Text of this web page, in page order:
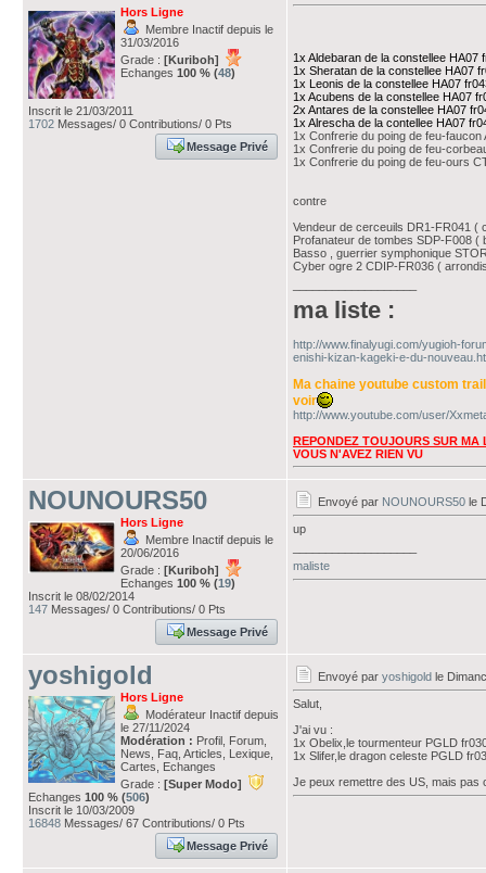
Hors Ligne
Membre Inactif depuis le
31/03/2016
Grade : [Kuriboh]
Echanges 100 % (48)
Inscrit le 21/03/2011
1702 Messages/ 0 Contributions/ 0 Pts
Message Privé
1x Aldebaran de la constellee HA07
1x Sheratan de la constellee HA07
1x Leonis de la constellee HA07
1x Acubens de la constellee HA07
2x Antares de la constellee HA07
1x Alrescha de la contellee HA07
1x Confrerie du poing de feu-faucon
1x Confrerie du poing de feu-
1x Confrerie du poing de feu-ours
contre
Vendeur de cerceuils DR1-FR041 (
Profanateur de tombes SDP-F008
Basso , guerrier symphonique
Cyber ogre 2 CDIP-FR036 (
ma liste :
http://www.finalyugi.com/yugioh-
enishi-kizan-kageki-e-du-
Ma chaine youtube custom
voir
http://www.youtube.com/user/
REPONDEZ TOUJOURS SUR MA
VOUS N'AVEZ RIEN VU
NOUNOURS50
Hors Ligne
Membre Inactif depuis le
20/06/2016
Grade : [Kuriboh]
Echanges 100 % (19)
Inscrit le 08/02/2014
147 Messages/ 0 Contributions/ 0 Pts
Message Privé
Envoyé par NOUNOURS50 le
up
maliste
yoshigold
Hors Ligne
Modérateur Inactif depuis
le 27/11/2024
Modération : Profil, Forum,
News, Faq, Articles, Lexique,
Cartes, Echanges
Grade : [Super Modo]
Echanges 100 % (506)
Inscrit le 10/03/2009
16848 Messages/ 67 Contributions/ 0 Pts
Message Privé
Envoyé par yoshigold le
Salut,
J'ai vu :
1x Obelix,le tourmenteur PGLD
1x Slifer,le dragon celeste PGLD
Je peux remettre des US, mais pas